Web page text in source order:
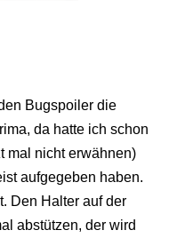
Bugspoiler die
da hatte ich schon
mal nicht erwähnen)
aufgegeben haben.
Den Halter auf der
abstützen, der wird